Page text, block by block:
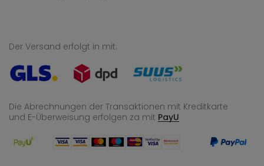
Der Versand erfolgt in mit:
Die Abrechnungen der Transaktionen mit Kreditkarte
und E-Überweisung erfolgen za mit PayU